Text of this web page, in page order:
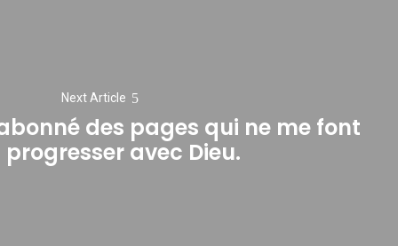
Next Article
Next
post:
des pages qui ne me font
avec Dieu.